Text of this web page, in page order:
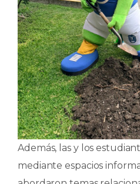
Además, las y los
mediante espacios